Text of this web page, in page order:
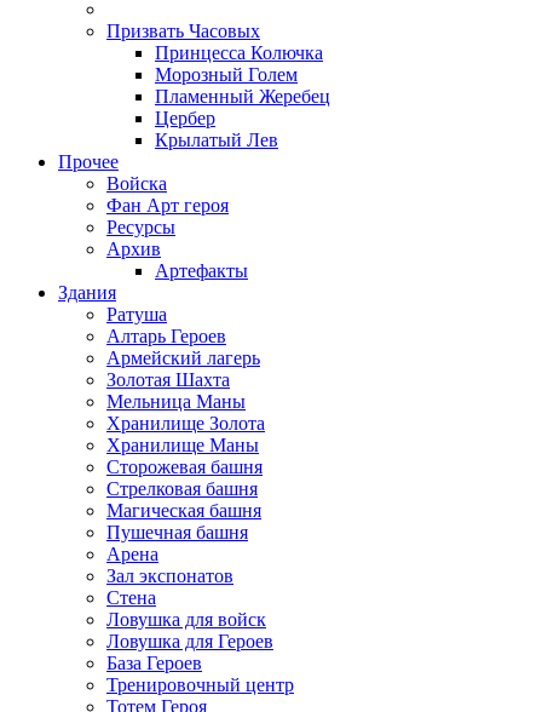
Призвать Часовых
Принцесса Колючка
Морозный Голем
Пламенный Жеребец
Цербер
Крылатый Лев
Прочее
Войска
Фан Арт героя
Ресурсы
Архив
Артефакты
Здания
Ратуша
Алтарь Героев
Армейский лагерь
Золотая Шахта
Мельница Маны
Хранилище Золота
Хранилище Маны
Сторожевая башня
Стрелковая башня
Магическая башня
Пушечная башня
Арена
Зал экспонатов
Стена
Ловушка для войск
Ловушка для Героев
База Героев
Тренировочный центр
Тотем Героя